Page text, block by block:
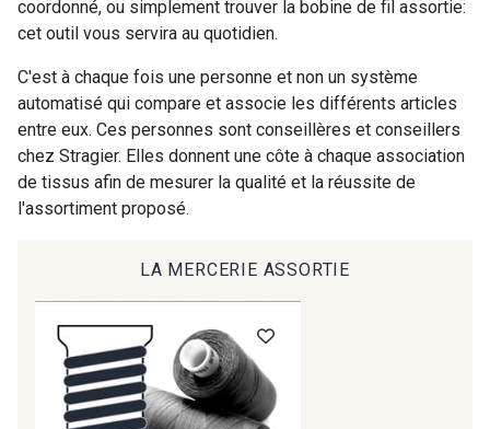
11 - Beige taupé
18 - Bordeaux
09 - Jaune
13 - Tourmaline
coordonné, ou simplement trouver la bobine de fil assortie:
cet outil vous servira au quotidien.
C'est à chaque fois une personne et non un système
automatisé qui compare et associe les différents articles
entre eux. Ces personnes sont conseillères et conseillers
chez Stragier. Elles donnent une côte à chaque association
de tissus afin de mesurer la qualité et la réussite de
l'assortiment proposé.
LA MERCERIE ASSORTIE